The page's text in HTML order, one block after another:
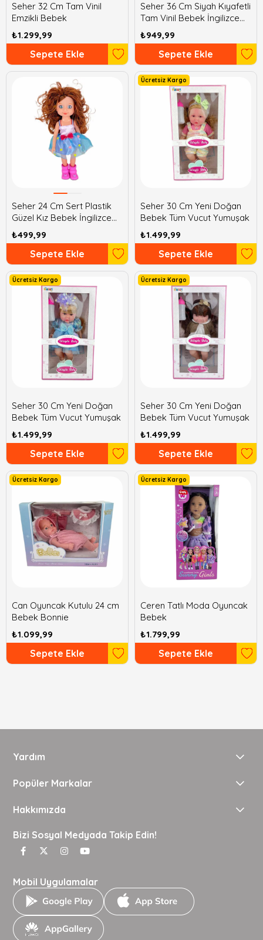
Seher 32 Cm Tam Vinil
Emzikli Bebek
₺1.299,99
Sepete Ekle
Seher 36 Cm Siyah Kıyafetli
Tam Vinil Bebek İngilizce
Şarkı Söylüyor
₺949,99
Sepete Ekle
Seher 24 Cm Sert Plastik
Güzel Kız Bebek İngilizce
Şarkı Söylüyor
₺499,99
Sepete Ekle
Seher 30 Cm Yeni Doğan
Bebek Tüm Vucut Yumuşak
₺1.499,99
Ücretsiz Kargo
Sepete Ekle
Seher 30 Cm Yeni Doğan
Bebek Tüm Vucut Yumuşak
₺1.499,99
Ücretsiz Kargo
Sepete Ekle
Seher 30 Cm Yeni Doğan
Bebek Tüm Vucut Yumuşak
₺1.499,99
Ücretsiz Kargo
Sepete Ekle
Can Oyuncak Kutulu 24 cm
Bebek Bonnie
₺1.099,99
Ücretsiz Kargo
Sepete Ekle
Ceren Tatlı Moda Oyuncak
Bebek
₺1.799,99
Ücretsiz Kargo
Sepete Ekle
Yardım
Popüler Markalar
Hakkımızda
Bizi Sosyal Medyada Takip Edin!
Mobil Uygulamalar